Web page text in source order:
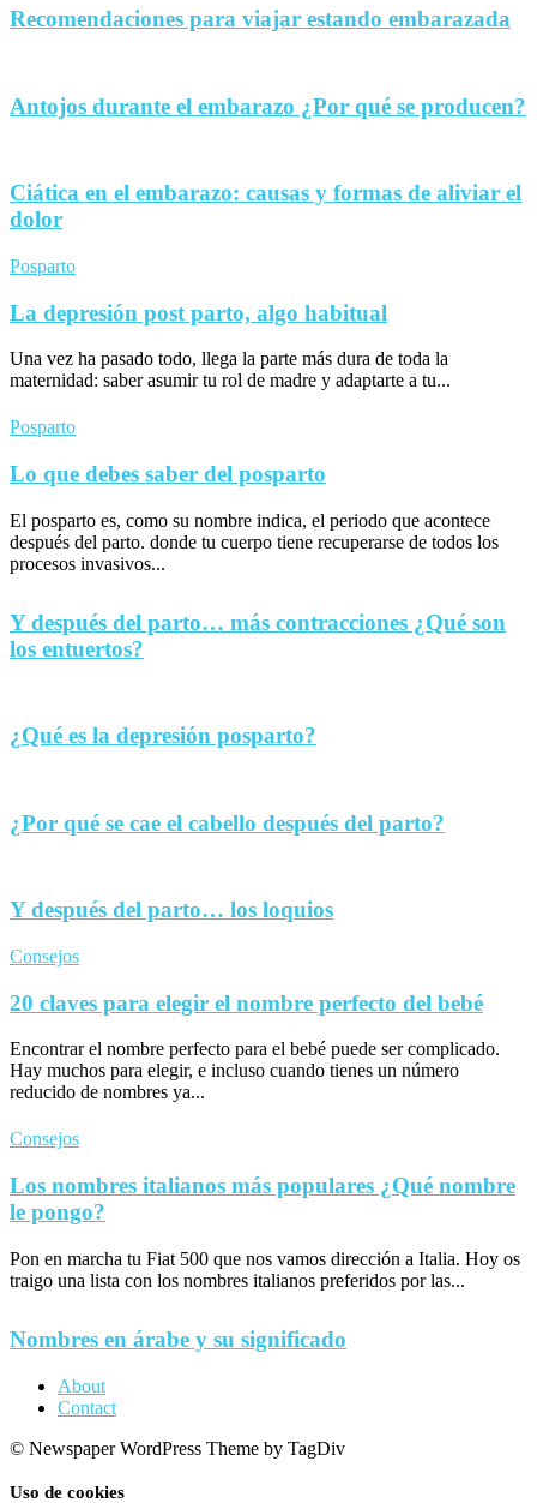
Recomendaciones para viajar estando embarazada
Antojos durante el embarazo ¿Por qué se producen?
Ciática en el embarazo: causas y formas de aliviar el
dolor
Posparto
La depresión post parto, algo habitual
Una vez ha pasado todo, llega la parte más dura de toda la
maternidad: saber asumir tu rol de madre y adaptarte a tu...
Posparto
Lo que debes saber del posparto
El posparto es, como su nombre indica, el periodo que acontece
después del parto. donde tu cuerpo tiene recuperarse de todos los
procesos invasivos...
Y después del parto… más contracciones ¿Qué son
los entuertos?
¿Qué es la depresión posparto?
¿Por qué se cae el cabello después del parto?
Y después del parto… los loquios
Consejos
20 claves para elegir el nombre perfecto del bebé
Encontrar el nombre perfecto para el bebé puede ser complicado.
Hay muchos para elegir, e incluso cuando tienes un número
reducido de nombres ya...
Consejos
Los nombres italianos más populares ¿Qué nombre
le pongo?
Pon en marcha tu Fiat 500 que nos vamos dirección a Italia. Hoy os
traigo una lista con los nombres italianos preferidos por las...
Nombres en árabe y su significado
About
Contact
© Newspaper WordPress Theme by TagDiv
Uso de cookies